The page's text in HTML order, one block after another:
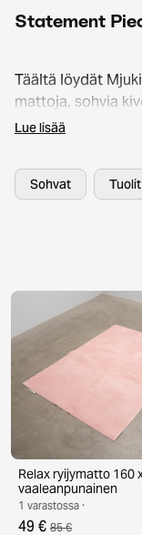
Statement
Täältä löydät
mattoja, sohvia
tekstuureja.
Lue lisää
Sohvat Tuolit
Relax ryijymatto 160
vaaleanpunainen
1 varastossa ·
49 € 85 €